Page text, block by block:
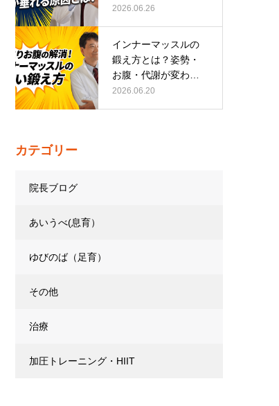
整える正しい方…
2026.06.26
インナーマッスルの
鍛え方とは？姿勢・
お腹・代謝が変わる
トレーニング…
2026.06.20
カテゴリー
院長ブログ
あいうべ(息育）
ゆびのば（足育）
その他
治療
加圧トレーニング・HIIT